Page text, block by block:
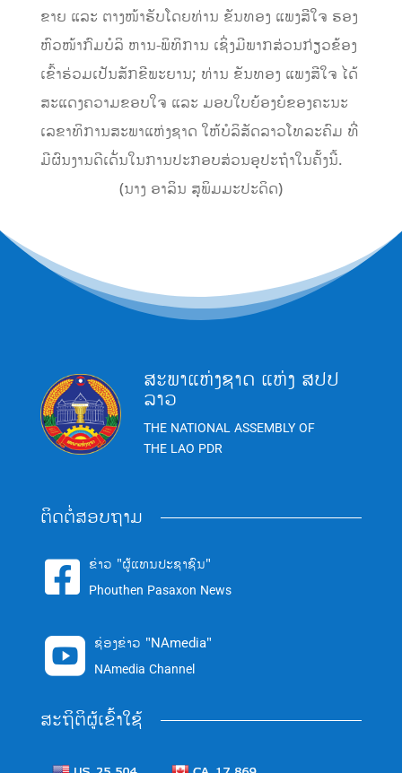
ຂາຍ ແລະ ຕາງໜ້າຮັບໂດຍທ່ານ ຂັນທອງ ແພງສີໃຈ ຮອງ
ຫົວໜ້າກົມບໍລິ ຫານ-ພິທິການ ເຊິ່ງມີພາກສ່ວນກ່ຽວຂ້ອງ
ເຂົ້າຮ່ວມເປັນສັກຂີພະຍານ; ທ່ານ ຂັນທອງ ແພງສີໃຈ ໄດ້
ສະແດງຄວາມຂອບໃຈ ແລະ ມອບໃບຍ້ອງຍໍຂອງຄະນະ
ເລຂາທິການສະພາແຫ່ງຊາດ ໃຫ້ບໍລິສັດລາວໂທລະຄົມ ທີ່
ມີຜົນງານດີເດັ່ນໃນການປະກອບສ່ວນອຸປະຖຳໃນຄັ້ງນີ້.
(ນາງ ອາລິນ ສຸພິມມະປະດິດ)
ສະພາແຫ່ງຊາດ ແຫ່ງ ສປປ
ລາວ
THE NATIONAL ASSEMBLY OF
THE LAO PDR
ຕິດຕໍ່ສອບຖາມ
 ຂ່າວ "ຜູ້ແທນປະຊາຊົນ"
Phouthen Pasaxon News
 ຊ່ອງຂ່າວ "NAmedia"
NAmedia Channel
ສະຖິຕິຜູ້ເຂົ້າໃຊ້